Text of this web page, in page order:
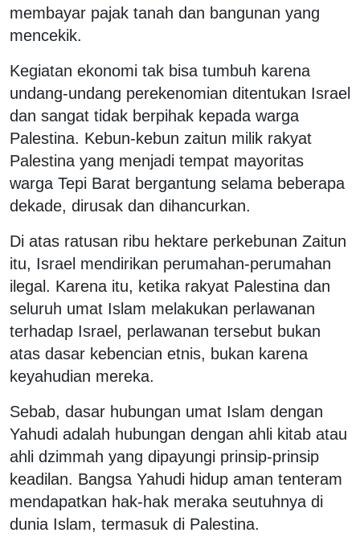
membayar pajak tanah dan bangunan yang
mencekik.
Kegiatan ekonomi tak bisa tumbuh karena
undang-undang perekenomian ditentukan Israel
dan sangat tidak berpihak kepada warga
Palestina. Kebun-kebun zaitun milik rakyat
Palestina yang menjadi tempat mayoritas
warga Tepi Barat bergantung selama beberapa
dekade, dirusak dan dihancurkan.
Di atas ratusan ribu hektare perkebunan Zaitun
itu, Israel mendirikan perumahan-perumahan
ilegal. Karena itu, ketika rakyat Palestina dan
seluruh umat Islam melakukan perlawanan
terhadap Israel, perlawanan tersebut bukan
atas dasar kebencian etnis, bukan karena
keyahudian mereka.
Sebab, dasar hubungan umat Islam dengan
Yahudi adalah hubungan dengan ahli kitab atau
ahli dzimmah yang dipayungi prinsip-prinsip
keadilan. Bangsa Yahudi hidup aman tenteram
mendapatkan hak-hak meraka seutuhnya di
dunia Islam, termasuk di Palestina.